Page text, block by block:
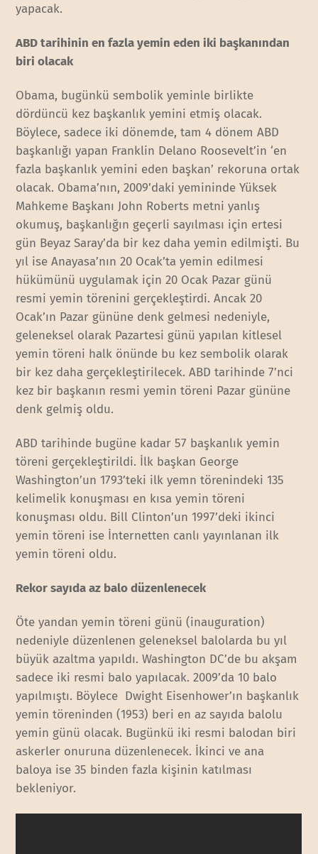
yapacak.
ABD tarihinin en fazla yemin eden iki başkanından
biri olacak
Obama, bugünkü sembolik yeminle birlikte
dördüncü kez başkanlık yemini etmiş olacak.
Böylece, sadece iki dönemde, tam 4 dönem ABD
başkanlığı yapan Franklin Delano Roosevelt’in ‘en
fazla başkanlık yemini eden başkan’ rekoruna ortak
olacak. Obama’nın, 2009’daki yemininde Yüksek
Mahkeme Başkanı John Roberts metni yanlış
okumuş, başkanlığın geçerli sayılması için ertesi
gün Beyaz Saray’da bir kez daha yemin edilmişti. Bu
yıl ise Anayasa’nın 20 Ocak’ta yemin edilmesi
hükümünü uygulamak için 20 Ocak Pazar günü
resmi yemin törenini gerçekleştirdi. Ancak 20
Ocak’ın Pazar gününe denk gelmesi nedeniyle,
geleneksel olarak Pazartesi günü yapılan kitlesel
yemin töreni halk önünde bu kez sembolik olarak
bir kez daha gerçekleştirilecek. ABD tarihinde 7’nci
kez bir başkanın resmi yemin töreni Pazar gününe
denk gelmiş oldu.
ABD tarihinde bugüne kadar 57 başkanlık yemin
töreni gerçekleştirildi. İlk başkan George
Washington’un 1793’teki ilk yemn törenindeki 135
kelimelik konuşması en kısa yemin töreni
konuşması oldu. Bill Clinton’un 1997’deki ikinci
yemin töreni ise İnternetten canlı yayınlanan ilk
yemin töreni oldu.
Rekor sayıda az balo düzenlenecek
Öte yandan yemin töreni günü (inauguration)
nedeniyle düzenlenen geleneksel balolarda bu yıl
büyük azaltma yapıldı. Washington DC’de bu akşam
sadece iki resmi balo yapılacak. 2009’da 10 balo
yapılmıştı. Böylece Dwight Eisenhower’ın başkanlık
yemin töreninden (1953) beri en az sayıda balolu
yemin günü olacak. Bugünkü iki resmi balodan biri
askerler onuruna düzenlenecek. İkinci ve ana
baloya ise 35 binden fazla kişinin katılması
bekleniyor.